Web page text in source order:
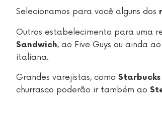
Selecionamos para você alguns dos
Outros estabelecimento para uma
Sandwich, ao Five Guys ou ainda ao
italiana.
Grandes varejistas, como Starbucks
churrasco poderão ir também ao